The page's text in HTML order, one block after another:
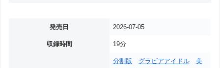
発売日 2026-07-05
収録時間 19分
分割版 グラビアアイドル
美